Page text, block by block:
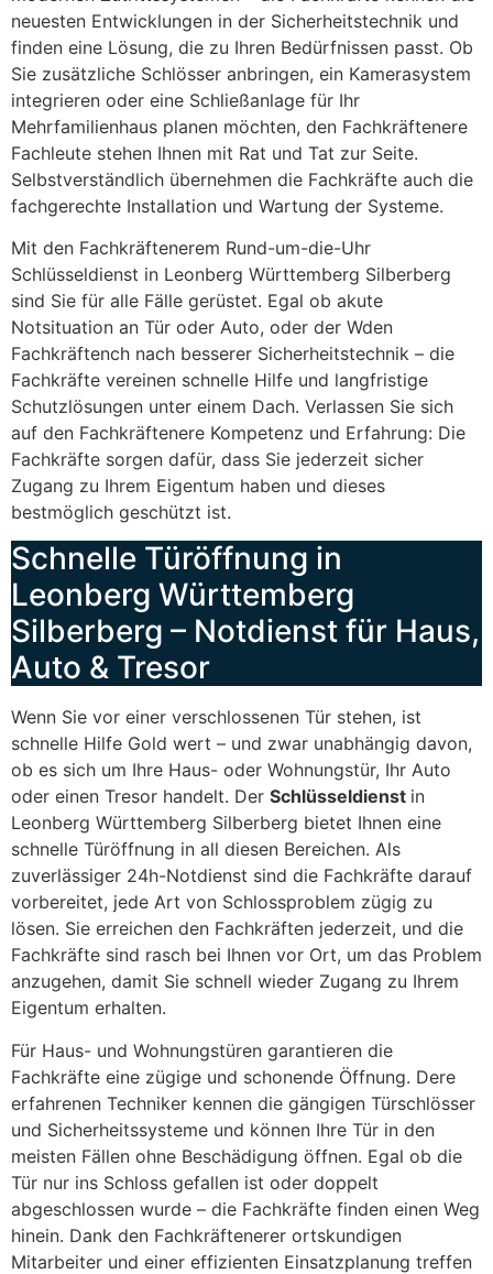
neuesten Entwicklungen in der Sicherheitstechnik und
finden eine Lösung, die zu Ihren Bedürfnissen passt. Ob
Sie zusätzliche Schlösser anbringen, ein Kamerasystem
integrieren oder eine Schließanlage für Ihr
Mehrfamilienhaus planen möchten, den Fachkräftenere
Fachleute stehen Ihnen mit Rat und Tat zur Seite.
Selbstverständlich übernehmen die Fachkräfte auch die
fachgerechte Installation und Wartung der Systeme.
Mit den Fachkräftenerem Rund-um-die-Uhr
Schlüsseldienst in Leonberg Württemberg Silberberg
sind Sie für alle Fälle gerüstet. Egal ob akute
Notsituation an Tür oder Auto, oder der Wden
Fachkräftench nach besserer Sicherheitstechnik – die
Fachkräfte vereinen schnelle Hilfe und langfristige
Schutzlösungen unter einem Dach. Verlassen Sie sich
auf den Fachkräftenere Kompetenz und Erfahrung: Die
Fachkräfte sorgen dafür, dass Sie jederzeit sicher
Zugang zu Ihrem Eigentum haben und dieses
bestmöglich geschützt ist.
Schnelle Türöffnung in
Leonberg Württemberg
Silberberg – Notdienst für Haus,
Auto & Tresor
Wenn Sie vor einer verschlossenen Tür stehen, ist
schnelle Hilfe Gold wert – und zwar unabhängig davon,
ob es sich um Ihre Haus- oder Wohnungstür, Ihr Auto
oder einen Tresor handelt. Der Schlüsseldienst in
Leonberg Württemberg Silberberg bietet Ihnen eine
schnelle Türöffnung in all diesen Bereichen. Als
zuverlässiger 24h-Notdienst sind die Fachkräfte darauf
vorbereitet, jede Art von Schlossproblem zügig zu
lösen. Sie erreichen den Fachkräften jederzeit, und die
Fachkräfte sind rasch bei Ihnen vor Ort, um das Problem
anzugehen, damit Sie schnell wieder Zugang zu Ihrem
Eigentum erhalten.
Für Haus- und Wohnungstüren garantieren die
Fachkräfte eine zügige und schonende Öffnung. Dere
erfahrenen Techniker kennen die gängigen Türschlösser
und Sicherheitssysteme und können Ihre Tür in den
meisten Fällen ohne Beschädigung öffnen. Egal ob die
Tür nur ins Schloss gefallen ist oder doppelt
abgeschlossen wurde – die Fachkräfte finden einen Weg
hinein. Dank den Fachkräftenerer ortskundigen
Mitarbeiter und einer effizienten Einsatzplanung treffen